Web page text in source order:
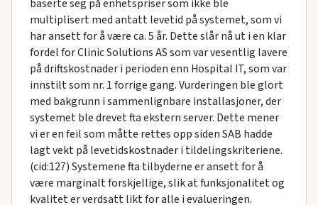
baserte seg på enhetspriser som ikke ble
multiplisert med antatt levetid på systemet, som vi
har ansett for å være ca. 5 år. Dette slår nå ut i en klar
fordel for Clinic Solutions AS som var vesentlig lavere
på driftskostnader i perioden enn Hospital IT, som var
innstilt som nr. 1 forrige gang. Vurderingen ble glort
med bakgrunn i sammenlignbare installasjoner, der
systemet ble drevet fta ekstern server. Dette mener
vi er en feil som måtte rettes opp siden SAB hadde
lagt vekt på levetidskostnader i tildelingskriteriene.
(cid:127) Systemene fta tilbyderne er ansett for å
være marginalt forskjellige, slik at funksjonalitet og
kvalitet er verdsatt likt for alle i evalueringen.